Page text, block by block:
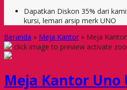
Dapatkan Diskon 35% dari
kursi, lemari arsip merk UNO
Beranda » Meja Kantor » Meja
click image to preview activate
Meja Kantor Uno